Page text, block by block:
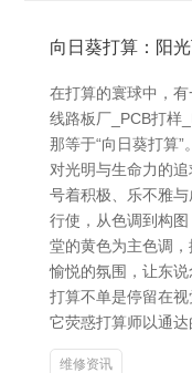
向日葵打算：阳
在打算的寰球中，
线路板厂_PCB打样
那等于“向日葵打算
对光明与生命力的
号着积极、乐不雅
行使，从色调到构
堂的黄色为主色调
愉悦的氛围，让东
打算不单是停留在视
它荧惑打算师以通
维修资讯